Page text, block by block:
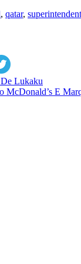
, qatar,
Lukaku
McDonald’s E